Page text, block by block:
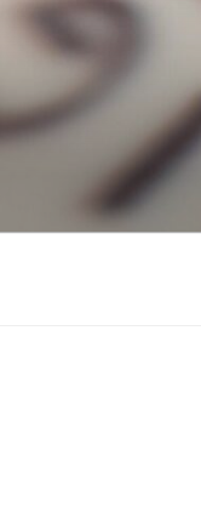
Saltar